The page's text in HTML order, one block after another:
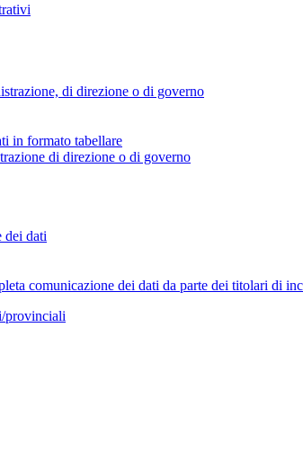
di direzione o di governo
in formato tabellare
di direzione o di governo
dei dati
comunicazione dei dati da parte dei titolari di
provinciali